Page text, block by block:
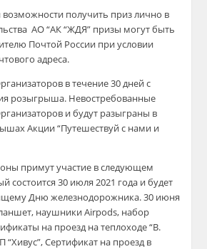
возможности получить приз лично в
АО “АК “ЖДЯ” призы могут быть
Почтой России при условии
адреса.
в течение 30 дней с
розыгрыша. Невостребованные
и будут разыграны в
Акции “Путешествуй с нами и
примут участие в следующем
состоится 30 июля 2021 года и будет
Дню железнодорожника. 30 июня
наушники Airpods, набор
на проезд на теплоходе “В.
Сертификат на проезд в